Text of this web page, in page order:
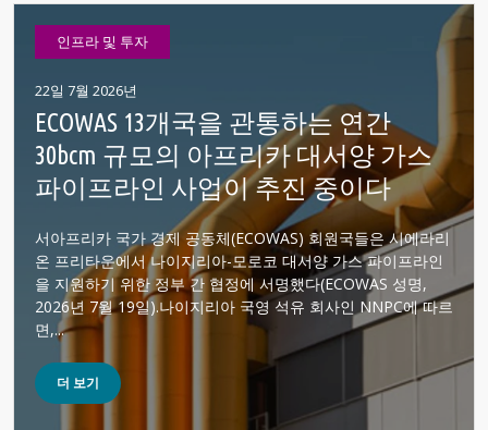
인프라 및 투자
22일 7월 2026년
ECOWAS 13개국을 관통하는 연간
30bcm 규모의 아프리카 대서양 가스
파이프라인 사업이 추진 중이다
서아프리카 국가 경제 공동체(ECOWAS) 회원국들은 시에라리
온 프리타운에서 나이지리아-모로코 대서양 가스 파이프라인
을 지원하기 위한 정부 간 협정에 서명했다(ECOWAS 성명,
2026년 7월 19일).나이지리아 국영 석유 회사인 NNPC에 따르
면,...
더 보기